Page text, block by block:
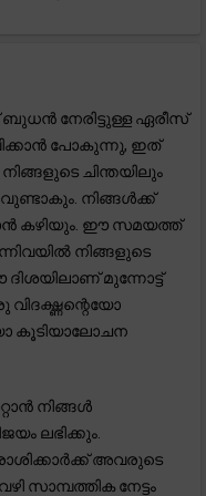
ബുധൻ നേരിട്ടുള്ള ഏരീസ്
പോകുന്നു, ഇത്
നിങ്ങളുടെ ചിന്തയിലും
നിങ്ങൾക്ക്
കഴിയും. ഈ സമയത്ത്
നിങ്ങളുടെ
ദിശയിലാണ് മുന്നോട്ട്
കൂടിയാലോചന
നിങ്ങൾ
ലഭിക്കും.
അവരുടെ
സാമ്പത്തിക നേട്ടം